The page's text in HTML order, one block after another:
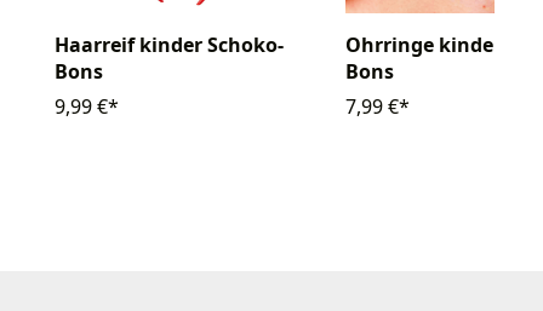
Haarreif kinder Schoko-
Bons
9,99 €*
Ohrringe kinder
Bons
7,99 €*